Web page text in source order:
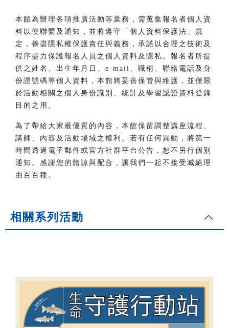
本館為辦理各項推廣活動等業務，需蒐集報名者個人資
料以便聯繫及通知，並將遵守「個人資料保護法」規
定，善盡隱私權保護責任與義務，承諾以合理之技術及
程序盡力保護報名人員之個人資料及隱私。報名者所提
供之姓名、出生年月日、e-mail、職稱、聯絡電話及身
份證號碼等個人資料，本館將妥善保管與維護，並僅限
於活動相關之個人身份識別、統計及學習認證資料登錄
目的之用。
為了帶給大家最優質的內容，本館保留調整講座流程、
講師、內容及活動場域之權利。若有任何異動，將第一
時間透過電子郵件或官方社群平台公告，恕不另行個別
通知。感謝您的體諒與配合，讓我們一起不接受滅絕理
由百百種。
相關系列活動